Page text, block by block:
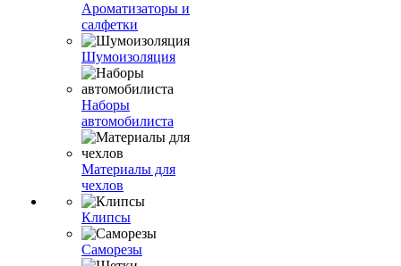
Ароматизаторы и
салфетки
Шумоизоляция
Наборы
автомобилиста
Материалы для
чехлов
Клипсы
Саморезы